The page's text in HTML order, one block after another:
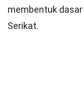
membentuk
Serikat.